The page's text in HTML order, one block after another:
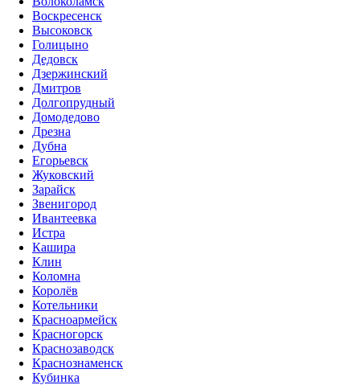
Воскресенск
Высоковск
Голицыно
Дедовск
Дзержинский
Дмитров
Долгопрудный
Домодедово
Дрезна
Дубна
Егорьевск
Жуковский
Зарайск
Звенигород
Ивантеевка
Истра
Кашира
Клин
Коломна
Королёв
Котельники
Красноармейск
Красногорск
Краснозаводск
Краснознаменск
Кубинка